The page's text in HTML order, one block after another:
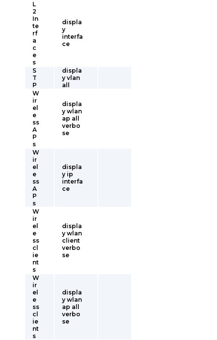
L
2
In
te
rf
a
c
e
s
displa
y
interfa
ce
S
T
P
displa
y vlan
all
W
ir
el
e
ss
A
P
s
displa
y wlan
ap all
verbo
se
W
ir
el
e
ss
A
P
s
displa
y ip
interfa
ce
W
ir
el
e
ss
cl
ie
nt
s
displa
y wlan
client
verbo
se
W
ir
el
e
ss
cl
ie
nt
s
displa
y wlan
ap all
verbo
se